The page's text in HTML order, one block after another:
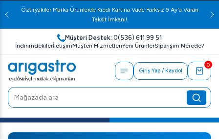
Öztiryakiler Marka Ürünlerde Kredi Kartına Vade Farksız 9 Ay'a Varan
Taksit İmkanı!
Müşteri Destek: 0(536) 611 99 51
İndirimdekilerİletişimMüşteri HizmetleriYeni ÜrünlerSiparişim Nerede?
Giriş Yap / Kaydol
0